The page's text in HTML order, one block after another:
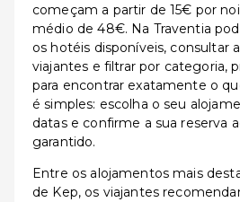
começam a partir de 15€ por
médio de 48€. Na Traventia
os hotéis disponíveis, consultar
viajantes e filtrar por categoria,
para encontrar exatamente o
é simples: escolha o seu
datas e confirme a sua reserva
garantido.
Entre os alojamentos mais
de Kep, os viajantes